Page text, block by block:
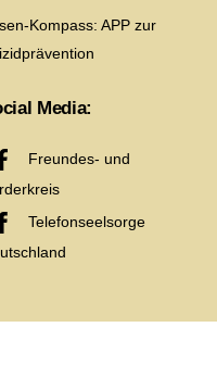
Kompass: APP zur
Media:
Freundes- und
Telefonseelsorge